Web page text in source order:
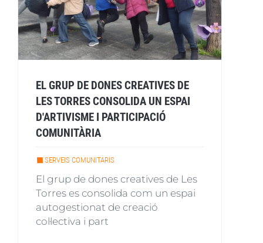
EL GRUP DE DONES CREATIVES DE
LES TORRES CONSOLIDA UN ESPAI
D'ARTIVISME I PARTICIPACIÓ
COMUNITÀRIA
SERVEIS COMUNITARIS
El grup de dones creatives de Les
Torres es consolida com un espai
autogestionat de creació
col·lectiva i part